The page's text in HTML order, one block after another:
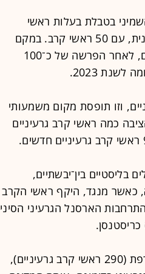
בטבלת בעלות ראשי
הקרב הגרעיניים עם 90 - כמעט כפול מקוריאה הצפונית, עם 50 ראשי קרב. במקם
הראשון, נמצאת רוסיה, עם 4,380 ראשי קרב גרעיניים, לאחר הפרשה של כ־100
500 ראשי קרב גרעיניים, וזו תופסת מקום משמעותי
כמה ראשי קרב גרעיניים
בליסטיים בין־יבשתיים,
כאשר מנגד, היקף ראשי הקרב
הארסנל הגרעיני הסיני
מדינה נוספת בעלת ארסנל גרעיני צבאי נרחב היא צרפת (290 ראשי קרב גרעיניים),